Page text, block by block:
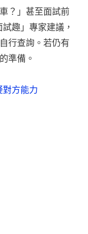
？」甚至面試前
趣」專家建議，
行查詢。若仍有
準備。
對方能力